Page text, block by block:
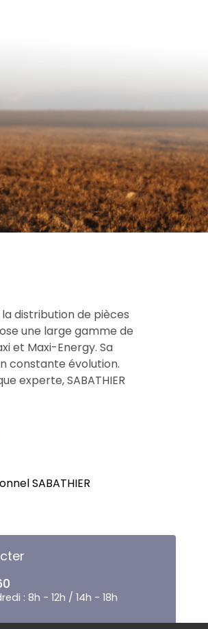
la distribution de pièces
une large gamme de
et Maxi-Energy. Sa
constante évolution.
experte, SABATHIER
SABATHIER
: 8h - 12h / 14h - 18h